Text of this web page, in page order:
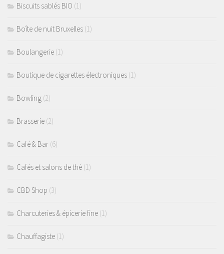
Biscuits sablés BIO (1)
Boîte de nuit Bruxelles (1)
Boulangerie (1)
Boutique de cigarettes électroniques (1)
Bowling (2)
Brasserie (2)
Café & Bar (6)
Cafés et salons de thé (1)
CBD Shop (3)
Charcuteries & épicerie fine (1)
Chauffagiste (1)